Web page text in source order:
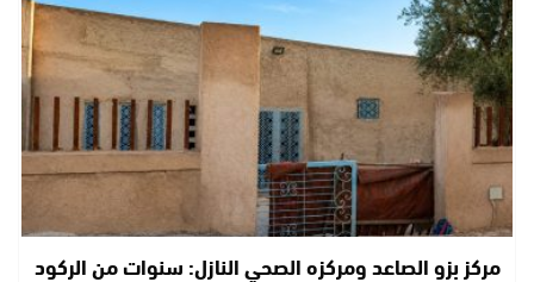
مركز بزو الصاعد ومركزه الصحي النازل: سنوات من الركود